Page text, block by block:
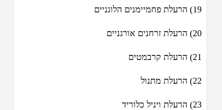
19) הרעלת פחמיימנים הלוגניים
20) הרעלת זרחנים אורגניים
21) הרעלת קרבמטים
22) הרעלת מתנול
23) הרעלת ויניל כלוריד